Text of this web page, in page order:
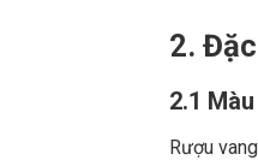
2.
2.1
Rượu